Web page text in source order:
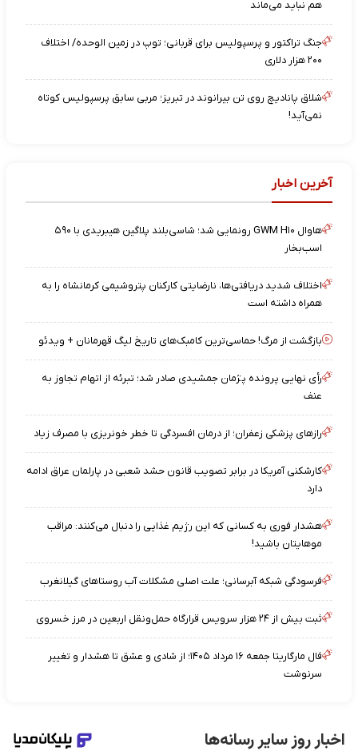
هم نباید می‌ماند
جنگ تراکتور و پرسپولیس برای قربانی؛ توپ در زمین الوحده/ اختلاف
۲۰۰ هزار دلاری
شلاق پانادیچ روی تن بیرانوند در تبریز؛ مربی سابق پرسپولیس کوتاه
نمی‌آید!
آخرین اخبار
هاوال GWM H۱۰ رونمایی شد؛ شاسی‌بلند پلاگین هیبریدی با ۵۹۰
اسب‌بخار
اختلاف شدید دریافتی‌ها، نارضایتی کارکنان پتروشیمی کرمانشاه را به
همراه داشته است
بازگشت از مرگ! حماسی‌ترین کامبک‌های تاریخ لیگ قهرمانان + ویدئو
رأی نهایی پرونده پژمان جمشیدی صادر شد؛ تبرئه از اتهام تجاوز به
عنف
رازهای پزشکی زعفران؛ از درمان افسردگی تا خطر خونریزی با مصرف زیاد
کارشکنی آمریکا در برابر تصویب قانون حشد شعبی در پارلمان عراق ادامه
دارد
هشدار فوری به کسانی که این رژیم غذایی را دنبال می‌کنند: مراقب
موهایتان باشید!
فرسودگی شبکه آبرسانی؛ علت اصلی مشکلات آب روستاهای گیلانغرب
ثبت بیش از ۲۴ هزار سرویس قرارگاه حمل‌ونقل اربعین در مرز خسروی
فال مارگاریتا جمعه ۱۶ مرداد ۱۴۰۵؛ از شادی و عشق تا هشدار و تغییر
سرنوشت